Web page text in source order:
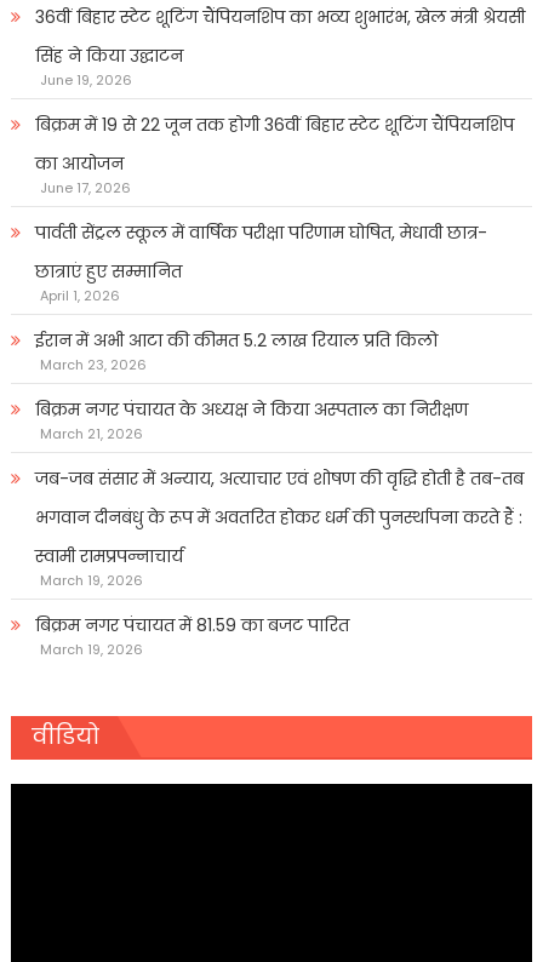
36वीं बिहार स्टेट शूटिंग चैंपियनशिप का भव्य शुभारंभ, खेल मंत्री श्रेयसी
सिंह ने किया उद्घाटन
June 19, 2026
बिक्रम में 19 से 22 जून तक होगी 36वीं बिहार स्टेट शूटिंग चैंपियनशिप
का आयोजन
June 17, 2026
पार्वती सेंट्रल स्कूल में वार्षिक परीक्षा परिणाम घोषित, मेधावी छात्र-
छात्राएं हुए सम्मानित
April 1, 2026
ईरान में अभी आटा की कीमत 5.2 लाख रियाल प्रति किलो
March 23, 2026
बिक्रम नगर पंचायत के अध्यक्ष ने किया अस्पताल का निरीक्षण
March 21, 2026
जब-जब संसार में अन्याय, अत्याचार एवं शोषण की वृद्धि होती है तब-तब
भगवान दीनबंधु के रूप में अवतरित होकर धर्म की पुनर्स्थापना करते हैं :
स्वामी रामप्रपन्नाचार्य
March 19, 2026
बिक्रम नगर पंचायत में 81.59 का बजट पारित
March 19, 2026
वीडियो